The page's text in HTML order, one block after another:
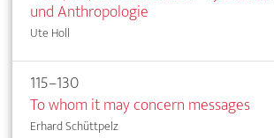
und Anthropologie
Ute Holl
115–130
To whom it may concern messages
Erhard Schüttpelz